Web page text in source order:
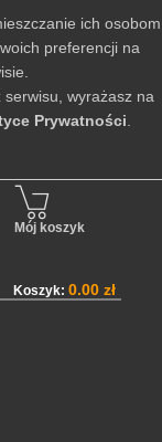
Mój koszyk
Koszyk:0.00 zł
ich osobom
preferencji na
wyrażasz na
Prywatności